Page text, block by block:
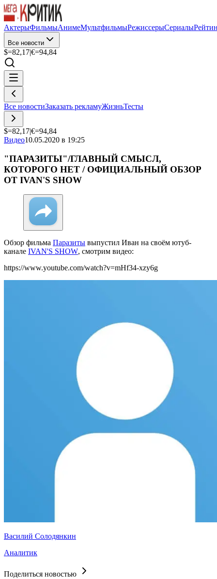
АктерыФильмыАнимеМультфильмыРежиссерыСериалы
Все новости
$=82,17|€=94,84
Все новостиЗаказать рекламуЖизньТесты
$=82,17|€=94,84
Видео10.05.2020 в 19:25
"ПАРАЗИТЫ"/ГЛАВНЫЙ СМЫСЛ,
КОТОРОГО НЕТ / ОФИЦИАЛЬНЫЙ ОБЗОР
ОТ IVAN'S SHOW
Обзор фильма Паразиты выпустил Иван на своём ютуб-
канале IVAN'S SHOW, смотрим видео:
https://www.youtube.com/watch?v=mHf34-xzy6g
Василий Солодянкин
Аналитик
Поделиться новостью